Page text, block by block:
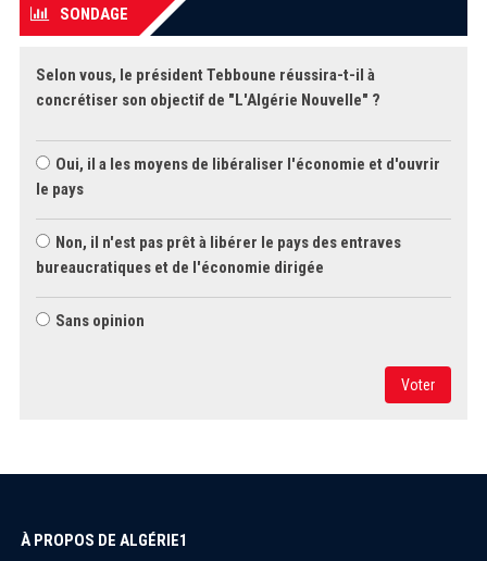
SONDAGE
Selon vous, le président Tebboune réussira-t-il à
concrétiser son objectif de "L'Algérie Nouvelle" ?
Oui, il a les moyens de libéraliser l'économie et d'ouvrir
le pays
Non, il n'est pas prêt à libérer le pays des entraves
bureaucratiques et de l'économie dirigée
Sans opinion
Voter
À PROPOS DE ALGÉRIE1